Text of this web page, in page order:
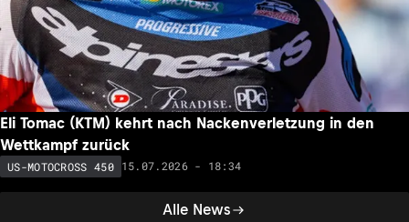
Alle News
Eli Tomac (KTM) kehrt nach Nackenverletzung in den
Wettkampf zurück
US-MOTOCROSS 450 15.07.2026 - 18:34